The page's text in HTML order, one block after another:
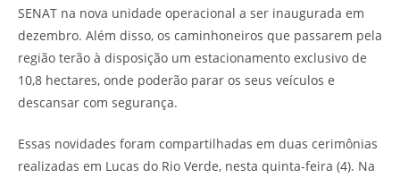
SENAT na nova unidade operacional a ser inaugurada em
dezembro. Além disso, os caminhoneiros que passarem pela
região terão à disposição um estacionamento exclusivo de
10,8 hectares, onde poderão parar os seus veículos e
descansar com segurança.
Essas novidades foram compartilhadas em duas cerimônias
realizadas em Lucas do Rio Verde, nesta quinta-feira (4). Na